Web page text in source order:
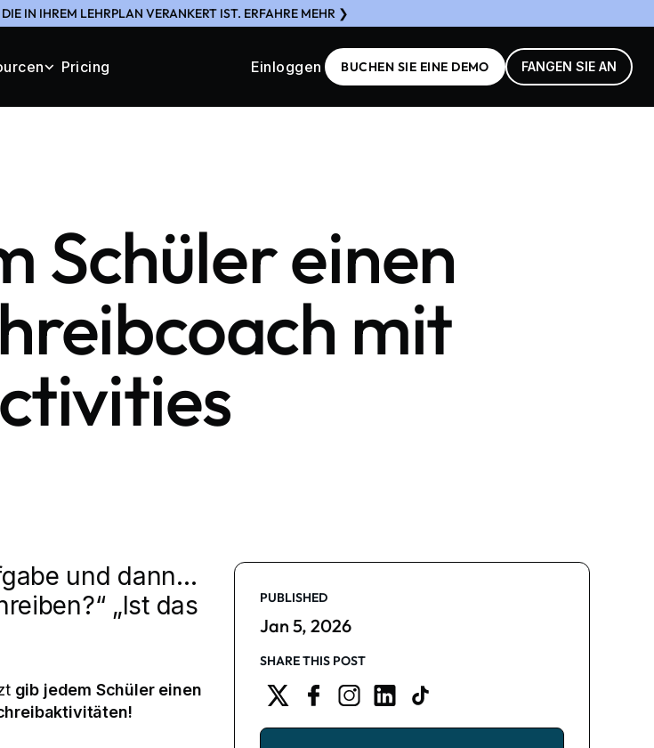
IN IHREM LEHRPLAN VERANKERT IST. ERFAHRE MEHR ❯
Pricing Einloggen BUCHEN SIE EINE DEMO FANGEN SIE AN
Schüler einen
mit
und dann...
„Ist das
gib jedem Schüler einen
PUBLISHED
Jan 5, 2026
SHARE THIS POST